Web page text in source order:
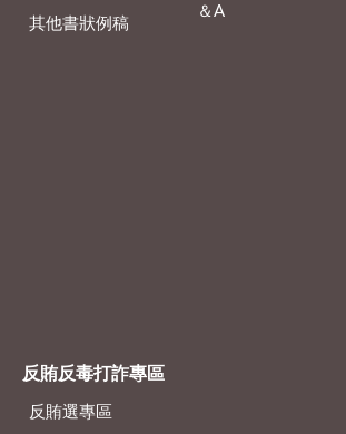
其他書狀例稿
＆A
反賄反毒打詐專區
反賄選專區